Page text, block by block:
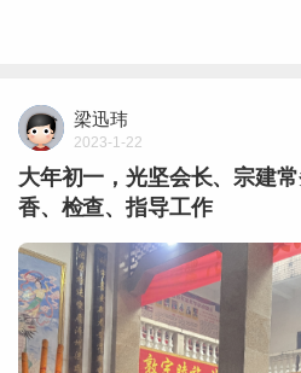
梁迅玮
2023-1-22
大年初一，光坚会长、宗建
香、检查、指导工作